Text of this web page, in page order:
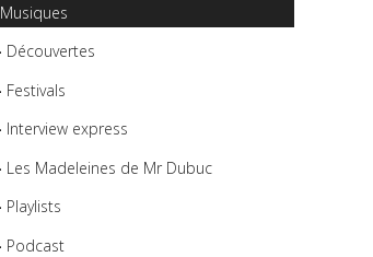
Musiques
Découvertes
Festivals
Interview express
Les Madeleines de Mr Dubuc
Playlists
Podcast